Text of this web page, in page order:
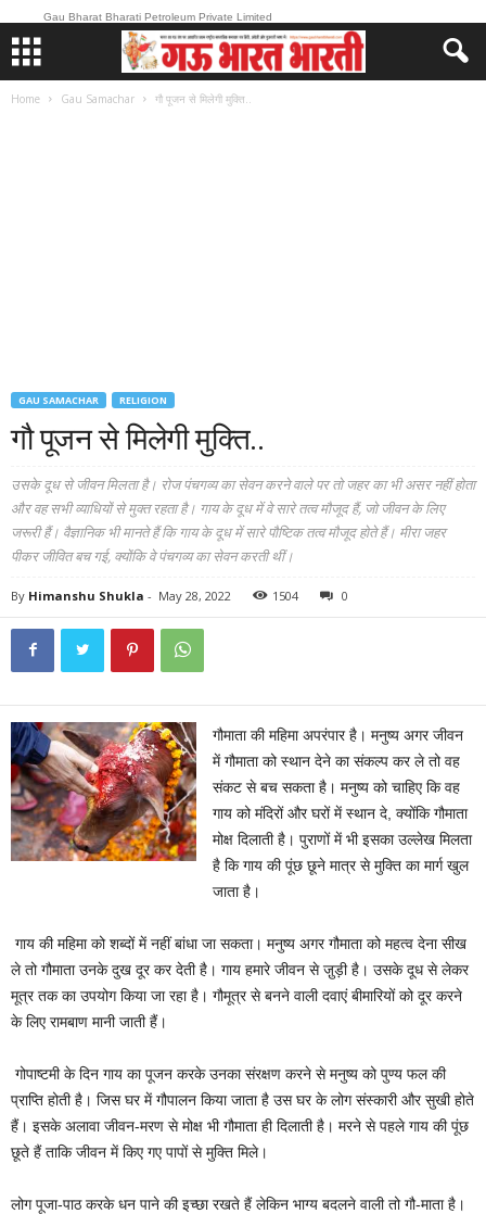
Gau Bharat Bharati Petroleum Private Limited
Home Gau Samachar गौ पूजन से मिलेगी मुक्ति..
GAU SAMACHAR RELIGION
गौ पूजन से मिलेगी मुक्ति..
उसके दूध से जीवन मिलता है। रोज पंचगव्य का सेवन करने वाले पर तो जहर का भी असर नहीं होता
और वह सभी व्याधियों से मुक्त रहता है। गाय के दूध में वे सारे तत्व मौजूद हैं, जो जीवन के लिए
जरूरी हैं। वैज्ञानिक भी मानते हैं कि गाय के दूध में सारे पौष्टिक तत्व मौजूद होते हैं। मीरा जहर
पीकर जीवित बच गई, क्योंकि वे पंचगव्य का सेवन करती थीं।
By Himanshu Shukla - May 28, 2022 1504 0
गौमाता की महिमा अपरंपार है। मनुष्य अगर जीवन
में गौमाता को स्थान देने का संकल्प कर ले तो वह
संकट से बच सकता है। मनुष्य को चाहिए कि वह
गाय को मंदिरों और घरों में स्थान दे, क्योंकि गौमाता
मोक्ष दिलाती है। पुराणों में भी इसका उल्लेख मिलता
है कि गाय की पूंछ छूने मात्र से मुक्ति का मार्ग खुल
जाता है।
गाय की महिमा को शब्दों में नहीं बांधा जा सकता। मनुष्य अगर गौमाता को महत्व देना सीख
ले तो गौमाता उनके दुख दूर कर देती है। गाय हमारे जीवन से जु़ड़ी है। उसके दूध से लेकर
मूत्र तक का उपयोग किया जा रहा है। गौमूत्र से बनने वाली दवाएं बीमारियों को दूर करने
के लिए रामबाण मानी जाती हैं।
गोपाष्टमी के दिन गाय का पूजन करके उनका संरक्षण करने से मनुष्य को पुण्य फल की
प्राप्ति होती है। जिस घर में गौपालन किया जाता है उस घर के लोग संस्कारी और सुखी होते
हैं। इसके अलावा जीवन-मरण से मोक्ष भी गौमाता ही दिलाती है। मरने से पहले गाय की पूंछ
छूते हैं ताकि जीवन में किए गए पापों से मुक्ति मिले।
लोग पूजा-पाठ करके धन पाने की इच्छा रखते हैं लेकिन भाग्य बदलने वाली तो गौ-माता है।